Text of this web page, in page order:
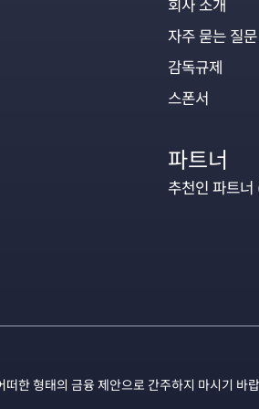
회사 소개
자주 묻는 질문
감독규제
스폰서
파트너
추천인 파트
한 형태의 금융 제안으로 간주하지 마시기 바